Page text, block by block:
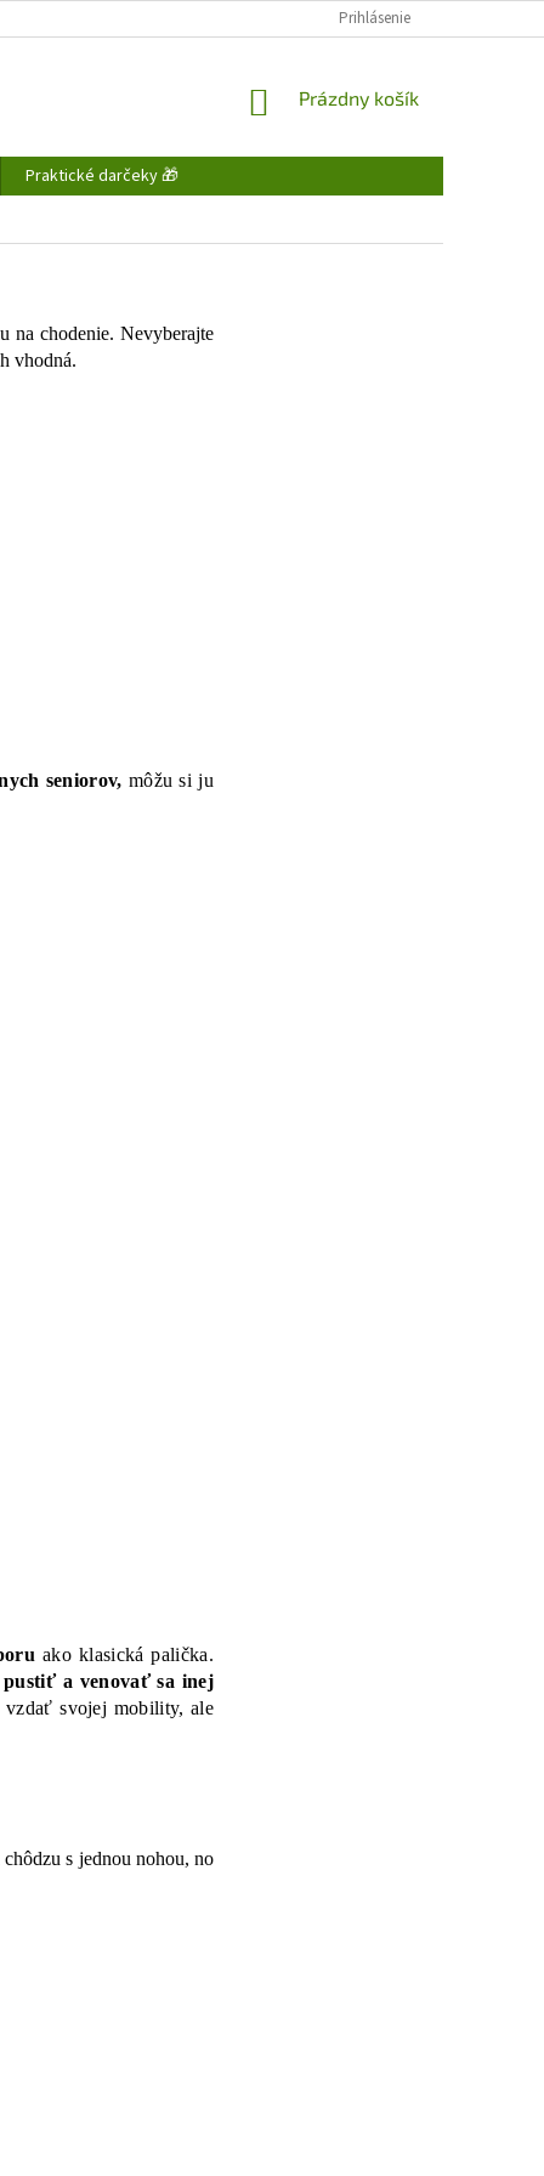
DOPRAVA A PLATBA
Prihlásenie
NÁKUPNÝ
Prázdny košík
Praktické darčeky 🎁
na chodenie. Nevyberajte
vhodná.
seniorov, môžu si ju
ako klasická palička.
a venovať sa inej
vzdať svojej mobility, ale
s jednou nohou, no